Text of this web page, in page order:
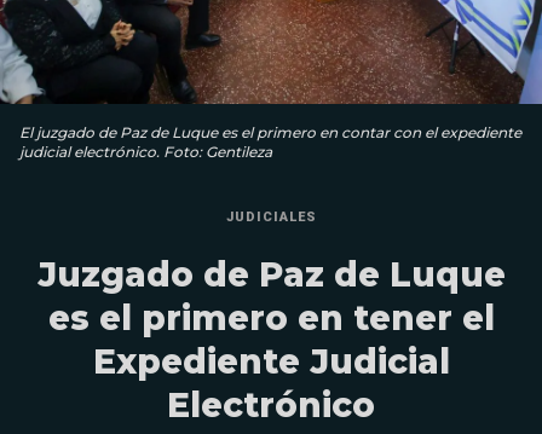
El juzgado de Paz de Luque es el primero en contar con el expediente
judicial electrónico. Foto: Gentileza
JUDICIALES
Juzgado de Paz de Luque
es el primero en tener el
Expediente Judicial
Electrónico